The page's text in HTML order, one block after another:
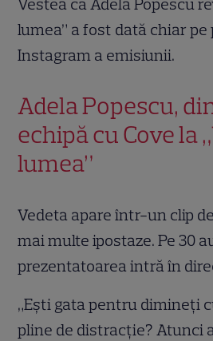
Vestea că Adela Popescu
lumea” a fost dată chiar pe
Instagram a emisiunii.
Adela Popescu,
echipă cu Cove la
lumea”
Vedeta apare într-un clip
mai multe ipostaze. Pe 30
prezentatoarea intră în
„Ești gata pentru dimineți
pline de distracție? Atunci